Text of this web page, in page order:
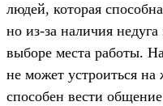
людей, которая
но из-за наличия
выборе места работы.
не может устроиться на
способен вести